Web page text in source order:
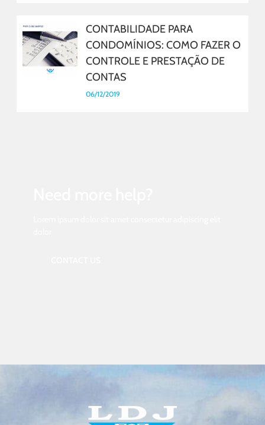
CONTABILIDADE PARA
CONDOMÍNIOS: COMO FAZER O
CONTROLE E PRESTAÇÃO DE
CONTAS
06/12/2019